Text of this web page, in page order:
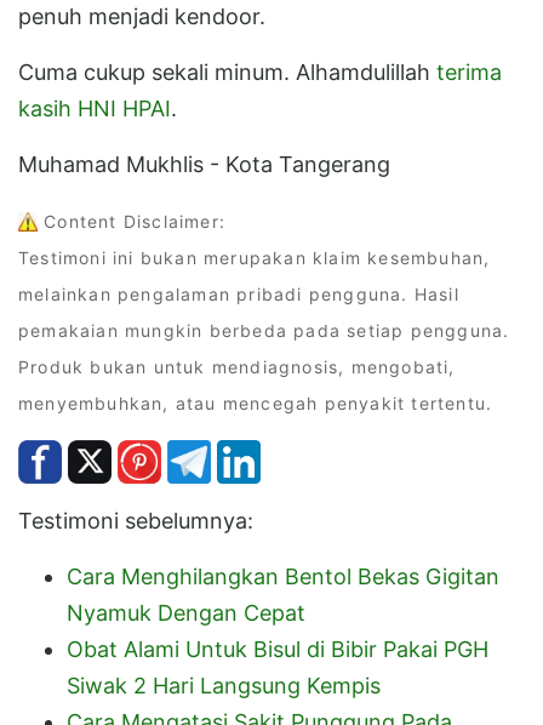
penuh menjadi kendoor.
Cuma cukup sekali minum. Alhamdulillah terima
kasih HNI HPAI.
Muhamad Mukhlis - Kota Tangerang
Content Disclaimer:
Testimoni ini bukan merupakan klaim kesembuhan,
melainkan pengalaman pribadi pengguna. Hasil
pemakaian mungkin berbeda pada setiap pengguna.
Produk bukan untuk mendiagnosis, mengobati,
menyembuhkan, atau mencegah penyakit tertentu.
Testimoni sebelumnya:
Cara Menghilangkan Bentol Bekas Gigitan
Nyamuk Dengan Cepat
Obat Alami Untuk Bisul di Bibir Pakai PGH
Siwak 2 Hari Langsung Kempis